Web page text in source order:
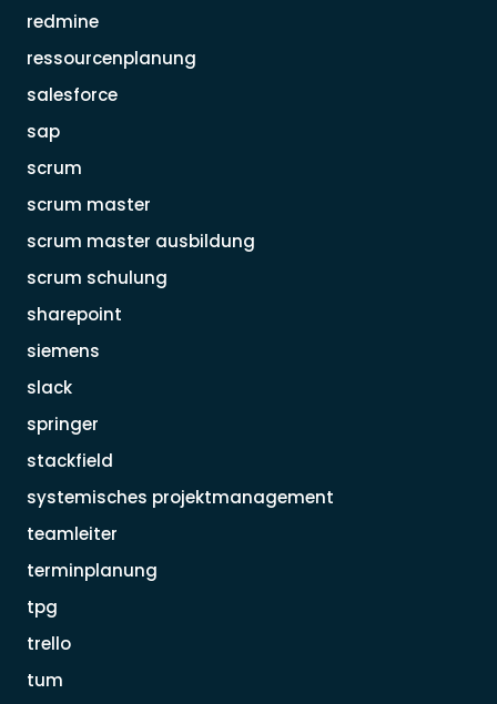
redmine
ressourcenplanung
salesforce
sap
scrum
scrum master
scrum master ausbildung
scrum schulung
sharepoint
siemens
slack
springer
stackfield
systemisches projektmanagement
teamleiter
terminplanung
tpg
trello
tum